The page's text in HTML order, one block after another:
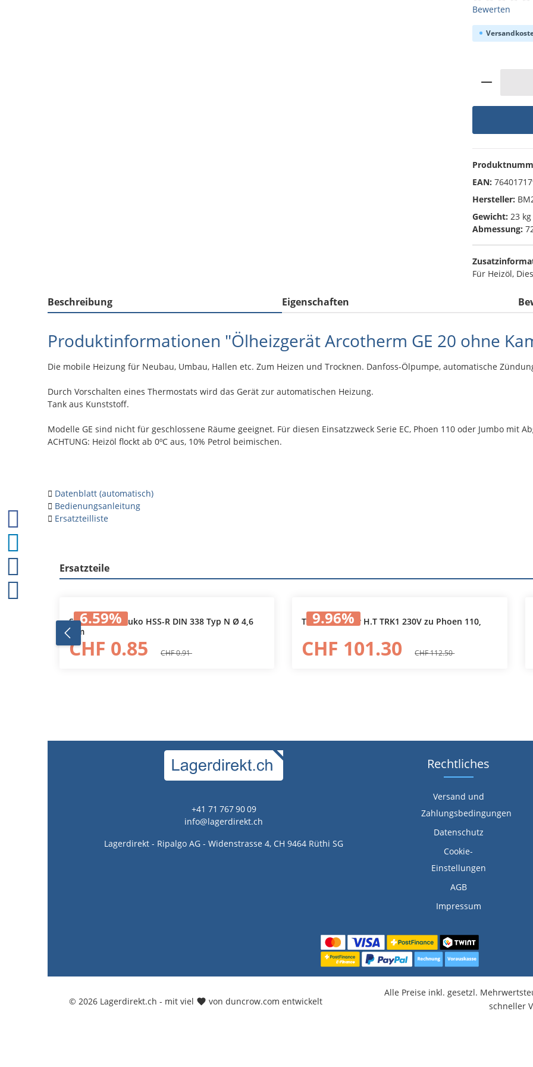
Bewerten
EAN:
Hersteller:
Gewicht: 23 kg
Abmessung:
Für Heizöl,
Beschreibung Eigenschaften
Produktinformationen "Ölheizgerät Arcotherm GE 20 ohne
Die mobile Heizung für Neubau, Umbau, Hallen etc. Zum Heizen und Trocknen. Danfoss-Ölpumpe, automatische
Durch Vorschalten eines Thermostats wird das Gerät zur automatischen Heizung.
Tank aus Kunststoff.
Modelle GE sind nicht für geschlossene Räume geeignet. Für diesen Einsatzzweck Serie EC, Phoen 110 oder Jumbo mit
ACHTUNG: Heizöl flockt ab 0ºC aus, 10% Petrol beimischen.
Datenblatt (automatisch)
Bedienungsanleitung
Ersatzteilliste
Ersatzteile
6.59%
Spiralbohrer Ruko HSS-R DIN 338 Typ N Ø 4,6
mm
CHF 0.85 CHF 0.91
9.96%
Transformator H.T TRK1 230V zu Phoen 110,
CHF 101.30 CHF 112.50
+41 71 767 90 09
info@lagerdirekt.ch
Lagerdirekt - Ripalgo AG - Widenstrasse 4, CH 9464 Rüthi SG
Rechtliches
Versand und
Zahlungsbedingungen
Datenschutz
Cookie-
Einstellungen
AGB
Impressum
© 2026 Lagerdirekt.ch - mit viel von duncrow.com entwickelt
Alle Preise inkl. gesetzl.
schneller